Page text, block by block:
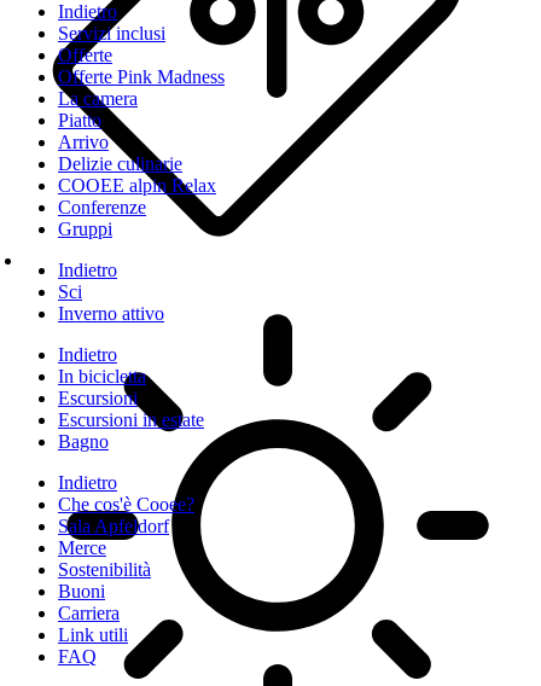
Indietro
Servizi inclusi
Offerte
Offerte Pink Madness
La camera
Piatto
Arrivo
Delizie culinarie
COOEE alpin Relax
Conferenze
Gruppi
Indietro
Sci
Inverno attivo
Indietro
In bicicletta
Escursioni
Escursioni in estate
Bagno
Indietro
Che cos'è Cooee?
Sala Apfeldorf
Merce
Sostenibilità
Buoni
Carriera
Link utili
FAQ